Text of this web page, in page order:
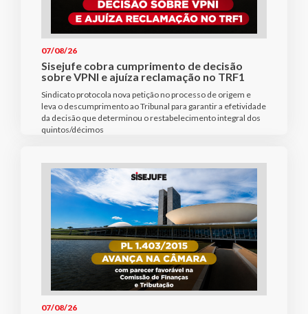
07/08/26
Sisejufe cobra cumprimento de decisão
sobre VPNI e ajuíza reclamação no TRF1
Sindicato protocola nova petição no processo de origem e
leva o descumprimento ao Tribunal para garantir a efetividade
da decisão que determinou o restabelecimento integral dos
quintos/décimos
07/08/26